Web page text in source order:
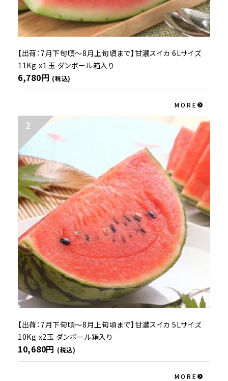
【出荷：7月下旬頃～8月上旬頃まで】甘濃スイカ 6Lサイズ
11Kg x１玉 ダンボール箱入り
6,780円 (税込)
MORE
【出荷：7月下旬頃～8月上旬頃まで】甘濃スイカ 5Lサイズ
10Kg x2玉 ダンボール箱入り
10,680円 (税込)
MORE